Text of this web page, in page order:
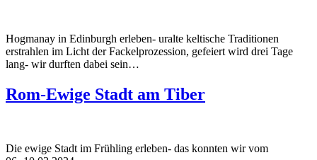
Hogmanay in Edinburgh erleben- uralte keltische Traditionen
erstrahlen im Licht der Fackelprozession, gefeiert wird drei Tage
lang- wir durften dabei sein…
Rom-Ewige Stadt am Tiber
Die ewige Stadt im Frühling erleben- das konnten wir vom